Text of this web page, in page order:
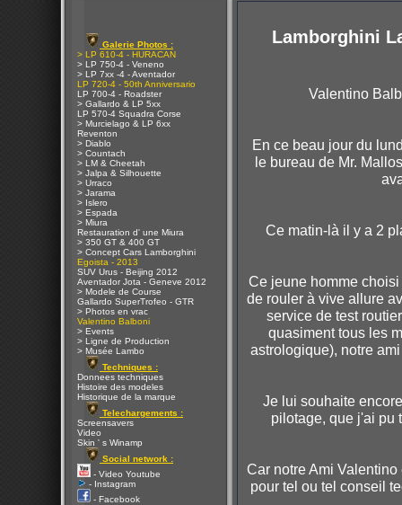
Galerie Photos :
> LP 610-4 - HURACAN
> LP 750-4 - Veneno
> LP 7xx -4 - Aventador
LP 720-4 - 50th Anniversario
LP 700-4 - Roadster
> Gallardo & LP 5xx
LP 570-4 Squadra Corse
> Murcielago & LP 6xx
Reventon
> Diablo
> Countach
> LM & Cheetah
> Jalpa & Silhouette
> Urraco
> Jarama
> Islero
> Espada
> Miura
Restauration d' une Miura
> 350 GT & 400 GT
> Concept Cars Lamborghini
Egoista - 2013
SUV Urus - Beijing 2012
Aventador Jota - Geneve 2012
> Modele de Course
Gallardo SuperTrofeo - GTR
> Photos en vrac
Valentino Balboni
> Events
> Ligne de Production
> Musée Lambo
Techniques :
Donnees techniques
Histoire des modeles
Historique de la marque
Telechargements :
Screensavers
Video
Skin ' s Winamp
Social network :
- Video Youtube
- Instagram
- Facebook
Lamborghini
Valentino
En ce beau jour du
le bureau de Mr.
Ce matin-là il y a 2
Ce jeune homme
de rouler à vive allure
service de test
quasiment tous les
astrologique), notre
Je lui souhaite
pilotage, que j'ai pu
Car notre Ami
pour tel ou tel conseil